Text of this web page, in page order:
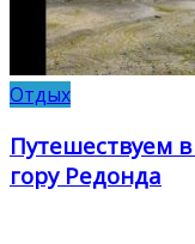
Отдых
Путешествуем
гору Редонда